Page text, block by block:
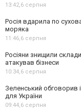
13:42,6 серпня
Росія вдарила по
моряка
11:46,6 серпня
Росіяни знищили
атакував бізнеси
10:34,6 серпня
Зеленський обговорив
для України
09:44,6 серпня